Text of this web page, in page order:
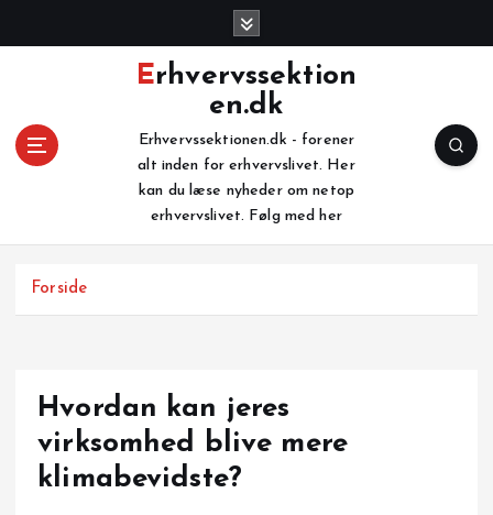
Erhvervssektion
en.dk
Erhvervssektionen.dk - forener
alt inden for erhvervslivet. Her
kan du læse nyheder om netop
erhvervslivet. Følg med her
Forside
Hvordan kan jeres
virksomhed blive mere
klimabevidste?